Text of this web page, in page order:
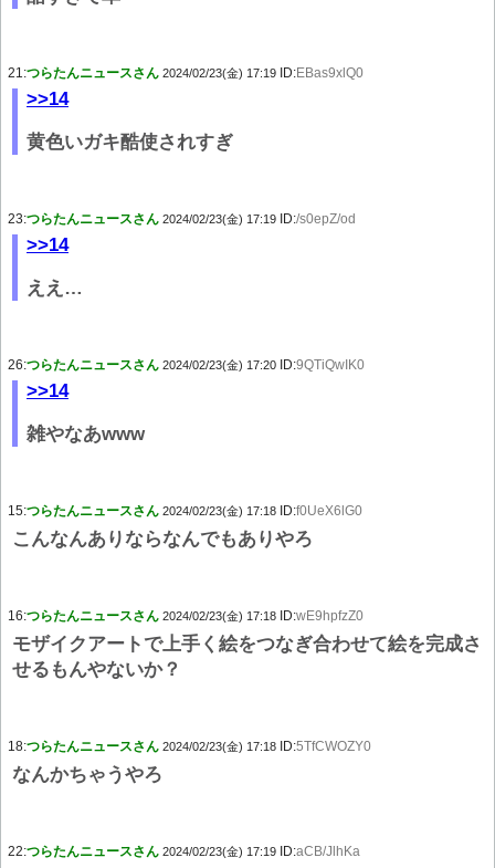
21:つらたんニュースさん 2024/02/23(金) 17:19 ID:EBas9xlQ0
>>14
黄色いガキ酷使されすぎ
23:つらたんニュースさん 2024/02/23(金) 17:19 ID:/s0epZ/od
>>14
ええ…
26:つらたんニュースさん 2024/02/23(金) 17:20 ID:9QTiQwIK0
>>14
雑やなあwww
15:つらたんニュースさん 2024/02/23(金) 17:18 ID:f0UeX6lG0
こんなんありならなんでもありやろ
16:つらたんニュースさん 2024/02/23(金) 17:18 ID:wE9hpfzZ0
モザイクアートで上手く絵をつなぎ合わせて絵を完成さ
せるもんやないか？
18:つらたんニュースさん 2024/02/23(金) 17:18 ID:5TfCWOZY0
なんかちゃうやろ
22:つらたんニュースさん 2024/02/23(金) 17:19 ID:aCB/JlhKa